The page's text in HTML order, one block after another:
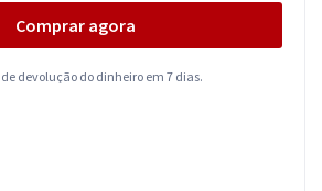
Comprar agora
devolução do dinheiro em 7 dias.